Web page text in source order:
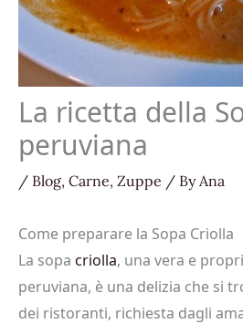
La ricetta della
peruviana
/ Blog, Carne, Zuppe / ByAna
Come preparare la Sopa Criolla
La sopa criolla, una vera e
peruviana, è una delizia che si
dei ristoranti, richiesta dagli